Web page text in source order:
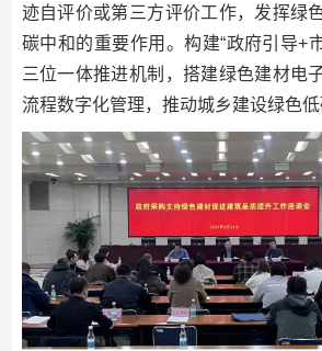
迹自评价或第三方评价工作，发挥绿
碳中和的重要作用。构建“政府引导+
三位一体推进机制，搭建绿色建材电
流程数字化管理，推动城乡建设绿色低